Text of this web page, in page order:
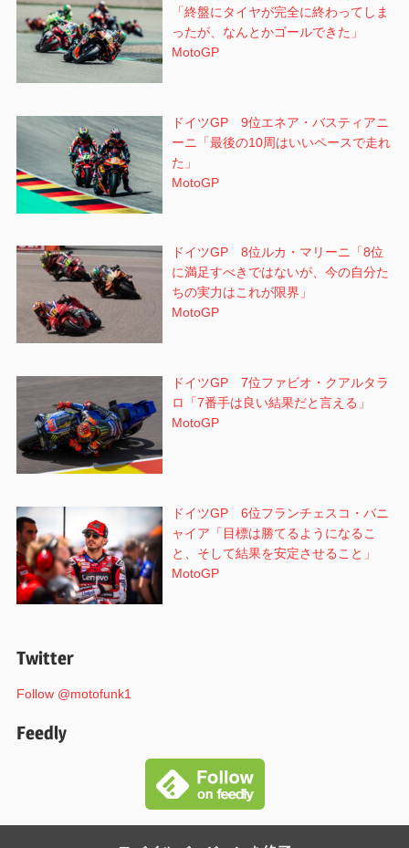
「終盤にタイヤが完全に終わってしま
ったが、なんとかゴールできた」
MotoGP
ドイツGP 9位エネア・バスティアニ
ーニ「最後の10周はいいペースで走れ
た」
MotoGP
ドイツGP 8位ルカ・マリーニ「8位
に満足すべきではないが、今の自分た
ちの実力はこれが限界」
MotoGP
ドイツGP 7位ファビオ・クアルタラ
ロ「7番手は良い結果だと言える」
MotoGP
ドイツGP 6位フランチェスコ・バニ
ャイア「目標は勝てるようになるこ
と、そして結果を安定させること」
MotoGP
Twitter
Follow @motofunk1
Feedly